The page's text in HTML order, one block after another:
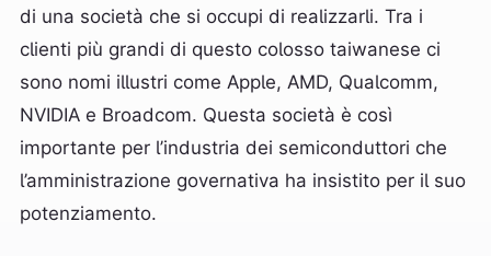
di una società che si occupi di realizzarli. Tra i
clienti più grandi di questo colosso taiwanese ci
sono nomi illustri come Apple, AMD, Qualcomm,
NVIDIA e Broadcom. Questa società è così
importante per l’industria dei semiconduttori che
l’amministrazione governativa ha insistito per il suo
potenziamento.